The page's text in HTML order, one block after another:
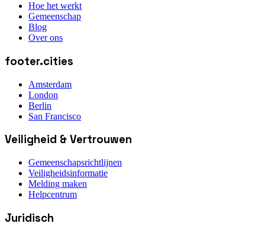
Hoe het werkt
Gemeenschap
Blog
Over ons
footer.cities
Amsterdam
London
Berlin
San Francisco
Veiligheid & Vertrouwen
Gemeenschapsrichtlijnen
Veiligheidsinformatie
Melding maken
Helpcentrum
Juridisch